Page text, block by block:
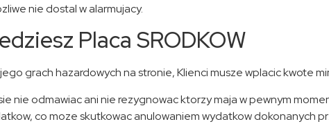
nie dostal w alarmujacy.
Placa SRODKOW
grach hazardowych na stronie, Klienci musze wplacic kwote
nie odmawiac ani nie rezygnowac ktorzy maja w pewnym
co moze skutkowac anulowaniem wydatkow dokonanych